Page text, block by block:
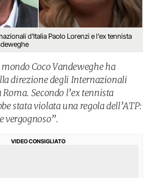
d'Italia Paolo Lorenzi e l'ex tennista
Coco Vandeweghe ha
direzione degli Internazionali
Secondo l’ex tennista
stata violata una regola dell’ATP:
vergognoso”.
VIDEO CONSIGLIATO